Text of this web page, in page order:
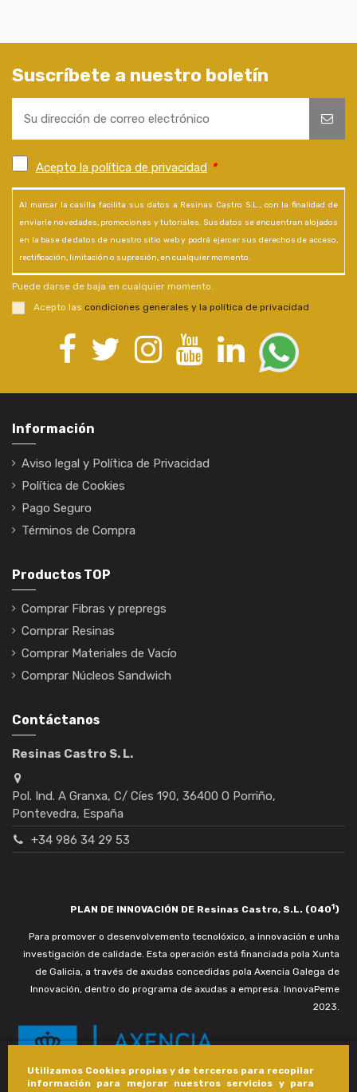
Utilizamos Cookies propias y de terceros para recopilar
información para mejorar nuestros servicios y para
Suscríbete a nuestro boletín
Acepto la política de privacidad *
Al marcar la casilla facilita sus datos a Resinas Castro S.L., con la finalidad de
enviarle novedades, promociones y tutoriales. Sus datos se encuentran alojados
en la base de datos de nuestro sitio web y podrá ejercer sus derechos de acceso,
rectificación, limitación o supresión, en cualquier momento.
Puede darse de baja en cualquier momento.
Acepto las condiciones generales y la política de privacidad
Información
Aviso legal y Política de Privacidad
Política de Cookies
Pago Seguro
Términos de Compra
Productos TOP
Comprar Fibras y prepregs
Comprar Resinas
Comprar Materiales de Vacío
Comprar Núcleos Sandwich
Contáctanos
Resinas Castro S. L.
Pol. Ind. A Granxa, C/ Cíes 190, 36400 O Porriño,
Pontevedra, España
+34 986 34 29 53
PLAN DE INNOVACIÓN DE Resinas Castro, S.L. (0401)
Para promover o desenvolvemento tecnolóxico, a innovación e unha
investigación de calidade. Esta operación está financiada pola Xunta
de Galicia, a través de axudas concedidas pola Axencia Galega de
Innovación, dentro do programa de axudas a empresa. InnovaPeme
2023.